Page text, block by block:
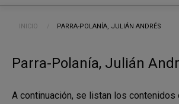
Ruta de navegación
INICIO CURRENT:
PARRA-POLANÍA, JULIÁN ANDRÉS
Parra-Polanía, Julián
A continuación, se listan los